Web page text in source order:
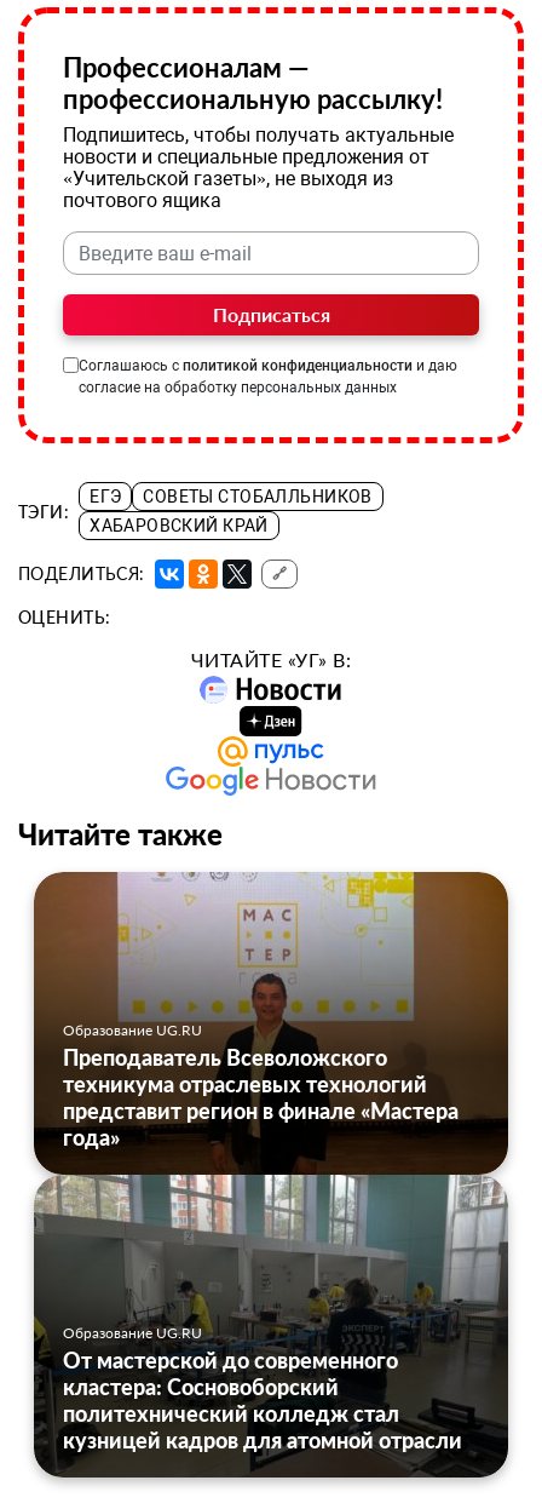
Профессионалам —
профессиональную рассылку!
Подпишитесь, чтобы получать актуальные
новости и специальные предложения от
«Учительской газеты», не выходя из
почтового ящика
Подписаться
Соглашаюсь с политикой конфиденциальности и даю
согласие на обработку персональных данных
ТЭГИ:
ЕГЭ
СОВЕТЫ СТОБАЛЛЬНИКОВ
ХАБАРОВСКИЙ КРАЙ
ПОДЕЛИТЬСЯ: 🔗
ОЦЕНИТЬ:
ЧИТАЙТЕ «УГ» В:
Читайте также
Образование UG.RU
Преподаватель Всеволожского
техникума отраслевых технологий
представит регион в финале «Мастера
года»
Образование UG.RU
От мастерской до современного
кластера: Сосновоборский
политехнический колледж стал
кузницей кадров для атомной отрасли